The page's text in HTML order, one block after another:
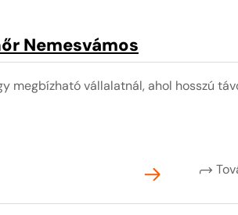
Nemesvámos
megbízható vállalatnál, ahol hosszú